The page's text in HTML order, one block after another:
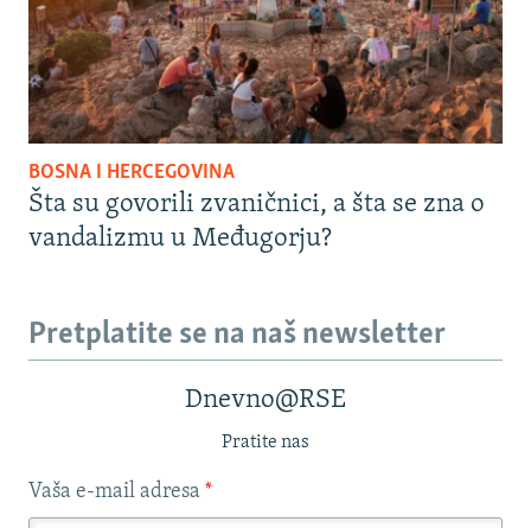
BOSNA I HERCEGOVINA
Šta su govorili zvaničnici, a šta se zna o
vandalizmu u Međugorju?
Pretplatite se na naš newsletter
Dnevno@RSE
Pratite nas
Vaša e-mail adresa *